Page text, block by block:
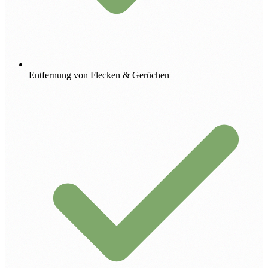
Entfernung von Flecken & Gerüchen